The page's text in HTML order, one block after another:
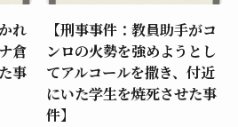
れ
倉
事
【刑事事件：教員助手がコ
ンロの火勢を強めようとし
てアルコールを撒き、付近
にいた学生を焼死させた事
件】